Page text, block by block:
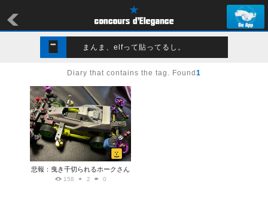
まんま、elfって貼ってるし。
Diary that contains the tag. Found 1
悲報：曳き千切られるホークさん
158 2 0